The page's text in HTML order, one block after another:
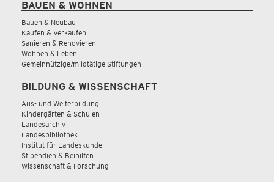
BAUEN & WOHNEN
Bauen & Neubau
Kaufen & Verkaufen
Sanieren & Renovieren
Wohnen & Leben
Gemeinnützige/mildtätige Stiftungen
BILDUNG & WISSENSCHAFT
Aus- und Weiterbildung
Kindergärten & Schulen
Landesarchiv
Landesbibliothek
Institut für Landeskunde
Stipendien & Beihilfen
Wissenschaft & Forschung